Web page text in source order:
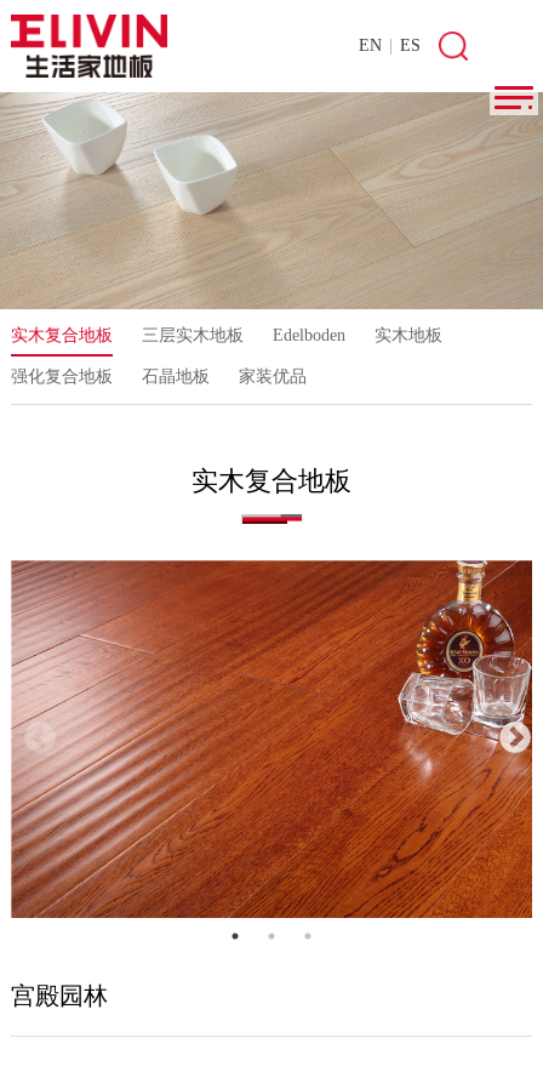
EN ES
实木复合地板 三层实木地板 Edelboden 实木地板
强化复合地板 石晶地板 家装优品
实木复合地板
宫殿园林